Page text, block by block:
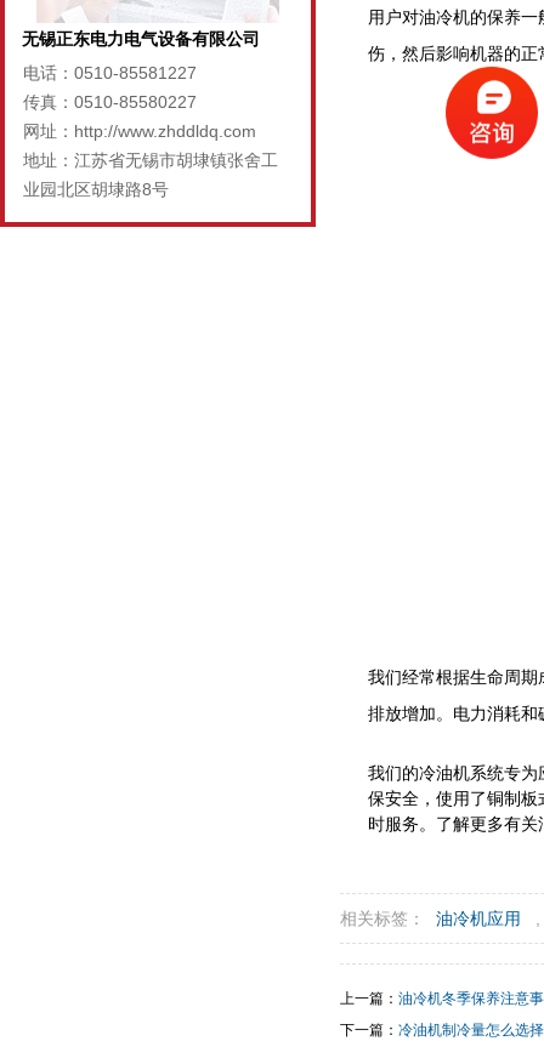
无锡正东电力电气设备有限公司
电话：0510-85581227
传真：0510-85580227
网址：http://www.zhddldq.com
地址：江苏省无锡市胡埭镇张舍工
业园北区胡埭路8号
用户对油冷机的保养
伤，然后影响机器的正
我们经常根据生命周
排放增加。电力消耗
我们的冷油机系统专
保安全，使用了铜制
时服务。了解更多有
相关标签： 油冷机应用
上一篇： 油冷机冬季保养注意
下一篇： 冷油机制冷量怎么选择